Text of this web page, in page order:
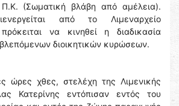
(Σωματική βλάβη από αμέλεια).
από το Λιμεναρχείο
να κινηθεί η διαδικασία
διοικητικών κυρώσεων.
ώρες χθες, στελέχη της Λιμενικής
Κατερίνης εντόπισαν εντός του